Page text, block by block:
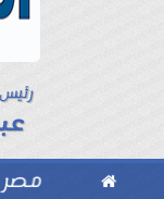
 مصر